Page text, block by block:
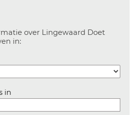
over Lingewaard Doet
in:Aanvinken om informatie over
in